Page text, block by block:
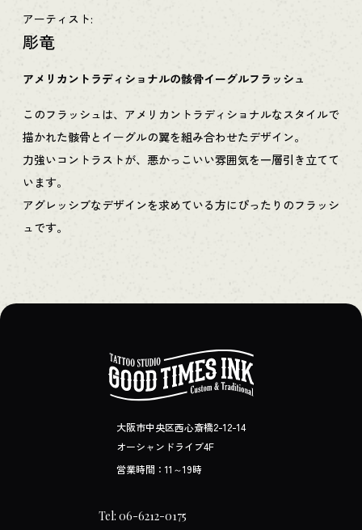
アーティスト:
彫竜
アメリカントラディショナルの骸骨イーグルフラッシュ
このフラッシュは、アメリカントラディショナルなスタイルで
描かれた骸骨とイーグルの翼を組み合わせたデザイン。
力強いコントラストが、悪かっこいい雰囲気を一層引き立てて
います。
アグレッシブなデザインを求めている方にぴったりのフラッシ
ュです。
大阪市中央区西心斎橋2-12-14
オーシャンドライブ4F
営業時間：11～19時
Tel: 06-6212-0175